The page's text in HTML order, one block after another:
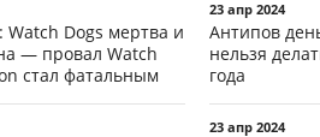
Watch Dogs мертва и
— провал Watch
стал фатальным
23 апр 2024
Антипов
нельзя
года
23 апр 2024